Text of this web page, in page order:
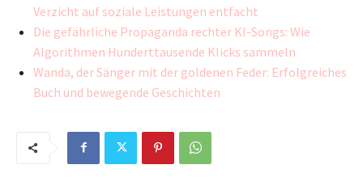
Verzicht auf soziale Leistungen entfacht
Die gefährliche Propaganda rechter KI-Songs: Wie
Algorithmen Hunderttausende Klicks sammeln
Wanda, der Sänger mit der goldenen Feder: Erfolgreiches
Buch und bewegende Geschichten